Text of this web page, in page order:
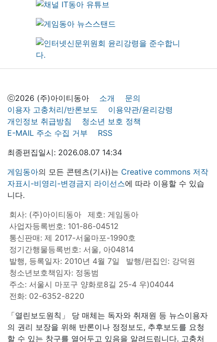
ⓒ2026 (주)아이티동아 소개
문의
이용자 고충처리/반론보도
이용약관/윤리강령
개인정보 취급방침
청소년 보호 정책
E-MAIL 주소 수집 거부
RSS
최종편집일시: 2026.08.07 14:34
게임동아의 모든 콘텐츠(기사)는 Creative commons 저작
자표시-비영리-변경금지 라이선스에 따라 이용할 수 있습
니다.
회사: (주)아이티동아
제호: 게임동아
사업자등록번호: 101-86-04512
통신판매: 제 2017-서울마포-1990호
정기간행물등록번호: 서울, 아04814
발행, 등록일자: 2010년 4월 7일
발행/편집인: 강덕원
청소년보호책임자: 정동범
주소: 서울시 마포구 양화로8길 25-4 우)04044
전화: 02-6352-8220
「열린보도원칙」 당 매체는 독자와 취재원 등 뉴스이용자
의 권리 보장을 위해 반론이나 정정보도, 추후보도를 요청
할 수 있는 창구를 열어두고 있음을 알려드립니다. 고충처